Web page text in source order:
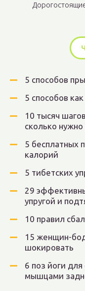
5 способов
5 способов
10 тысяч
сколько
5 бесплатных
калорий
5 тибетских
29
упругой и
10 правил
15 женщин-
шокировать
6 поз йоги
мышцами